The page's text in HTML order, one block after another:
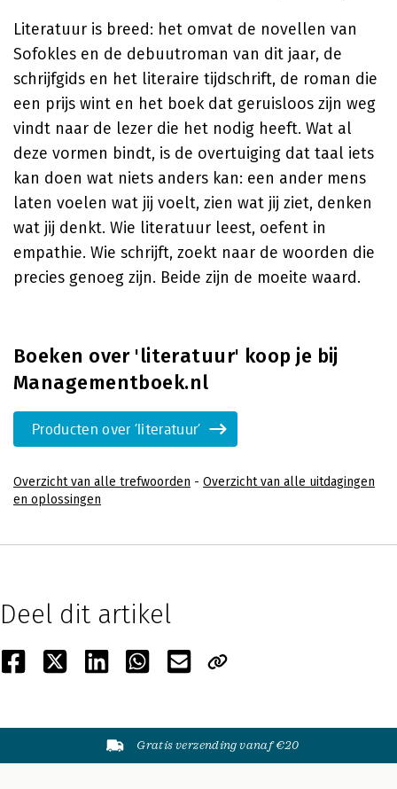
Literatuur is breed: het omvat de novellen van
Sofokles en de debuutroman van dit jaar, de
schrijfgids en het literaire tijdschrift, de roman die
een prijs wint en het boek dat geruisloos zijn weg
vindt naar de lezer die het nodig heeft. Wat al
deze vormen bindt, is de overtuiging dat taal iets
kan doen wat niets anders kan: een ander mens
laten voelen wat jij voelt, zien wat jij ziet, denken
wat jij denkt. Wie literatuur leest, oefent in
empathie. Wie schrijft, zoekt naar de woorden die
precies genoeg zijn. Beide zijn de moeite waard.
Boeken over 'literatuur' koop je bij
Managementboek.nl
Producten over 'literatuur'
Overzicht van alle trefwoorden - Overzicht van alle uitdagingen
en oplossingen
Deel dit artikel
Gratis verzending vanaf €20